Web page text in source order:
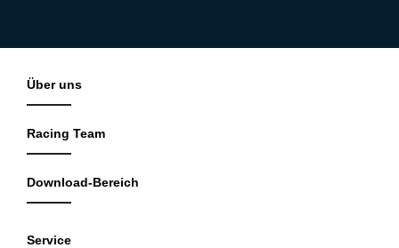
Über uns
Racing Team
Download-Bereich
Service